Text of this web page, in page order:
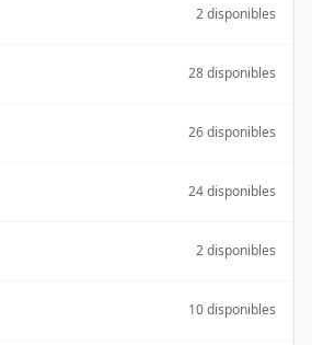
2 disponibles
28 disponibles
26 disponibles
24 disponibles
2 disponibles
10 disponibles